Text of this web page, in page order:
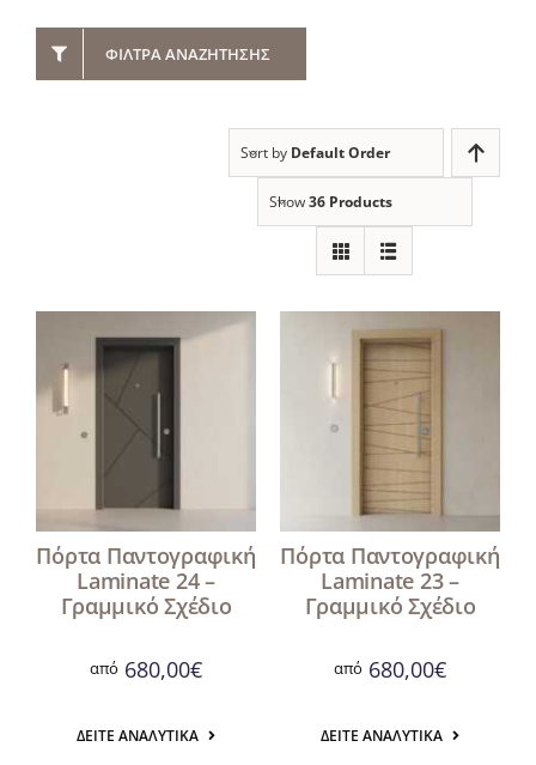
ΦΊΛΤΡΑ ΑΝΑΖΉΤΗΣΗΣ
Sort by Default Order
Show36 Products
Πόρτα Παντογραφική
Laminate 24 –
Γραμμικό Σχέδιο
από 680,00€
ΔΕΊΤΕ ΑΝΑΛΥΤΙΚΆ
Πόρτα Παντογραφική
Laminate 23 –
Γραμμικό Σχέδιο
από 680,00€
ΔΕΊΤΕ ΑΝΑΛΥΤΙΚΆ